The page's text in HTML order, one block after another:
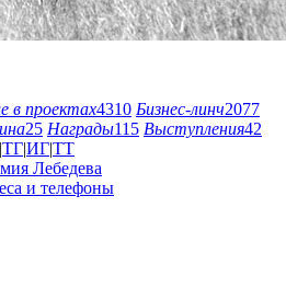
в проектах4310 Бизнес-линч2077
25 Награды115 Выступления42
|ТГ|ИГ|ТТ
Лебедева
и телефоны